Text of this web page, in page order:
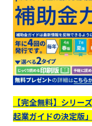
【完全無料】シリー
起業ガイドの決定版